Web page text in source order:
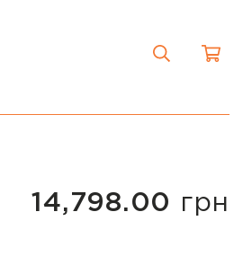
14,798.00 грн